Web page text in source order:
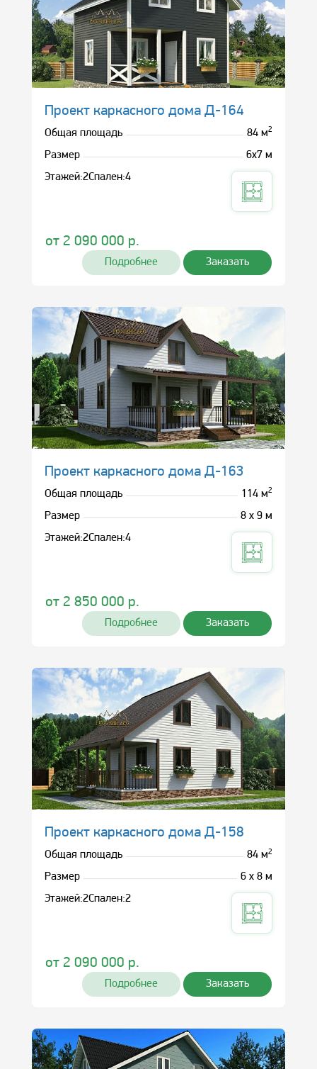
Проект каркасного дома Д-164
Общая площадь 84 м2
Размер
6x7 м
Этажей:2Спален:4
от 2 090 000 р.
Подробнее Заказать
Проект каркасного дома Д-163
Общая площадь 114 м2
Размер
8 х 9 м
Этажей:2Спален:4
от 2 850 000 р.
Подробнее Заказать
Проект каркасного дома Д-158
Общая площадь 84 м2
Размер
6 х 8 м
Этажей:2Спален:2
от 2 090 000 р.
Подробнее Заказать